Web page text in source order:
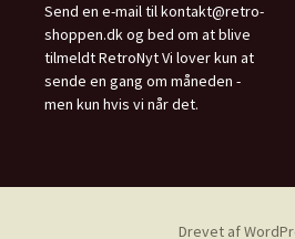
Send en e-mail til kontakt@retro-
shoppen.dk og bed om at blive
tilmeldt RetroNyt Vi lover kun at
sende en gang om måneden -
men kun hvis vi når det.
Drevet af